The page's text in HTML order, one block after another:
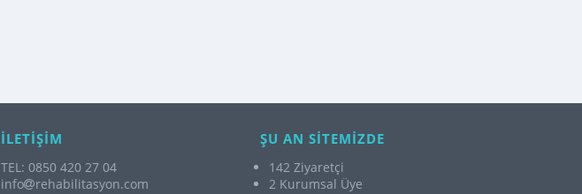
İLETİŞİM
TEL: 0850 420 27 04
info
rehabilitasyon.com
ŞU AN SİTEMİZDE
142 Ziyaretçi
2 Kurumsal Üye